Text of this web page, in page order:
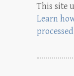
This site
Learn
processed